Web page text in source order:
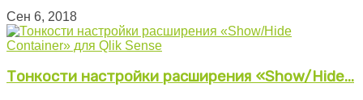
Сен 6, 2018
Тонкости настройки расширения «Show/Hide...